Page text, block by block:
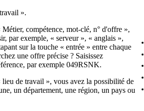
».
compétence, mot-clé, n° d'offre »,
par exemple, « serveur », « anglais »,
sur la touche « entrée » entre chaque
une offre précise ? Saisissez
par exemple 049RSNK.
lieu de travail », vous avez la possibilité de
un département, une région, un pays ou